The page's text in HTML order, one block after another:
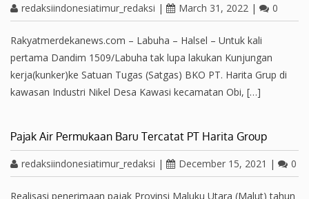
redaksiindonesiatimur_redaksi | March 31, 2022 | 0
Rakyatmerdekanews.com – Labuha – Halsel – Untuk kali
pertama Dandim 1509/Labuha tak lupa lakukan Kunjungan
kerja(kunker)ke Satuan Tugas (Satgas) BKO PT. Harita Grup di
kawasan Industri Nikel Desa Kawasi kecamatan Obi, […]
Pajak Air Permukaan Baru Tercatat PT Harita Group
redaksiindonesiatimur_redaksi | December 15, 2021 | 0
Realisasi penerimaan pajak Provinsi Maluku Utara (Malut) tahun